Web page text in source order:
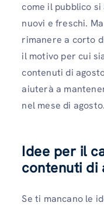
come il pubblico
nuovi e freschi.
rimanere a corto
il motivo per cui
contenuti di
aiuterà a
nel mese di agosto.
Idee per il
contenuti di
Se ti mancano le